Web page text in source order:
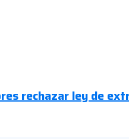
rechazar ley de